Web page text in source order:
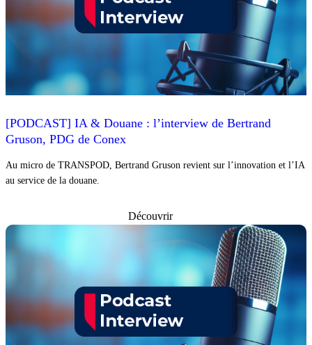
[PODCAST] IA & Douane : l’interview de Bertrand
Gruson, PDG de Conex
Au micro de TRANSPOD, Bertrand Gruson revient sur l’innovation et l’IA
au service de la douane.
Découvrir